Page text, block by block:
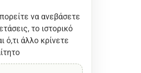
να ανεβάσετε
το ιστορικό
ό,τι άλλο κρίνετε